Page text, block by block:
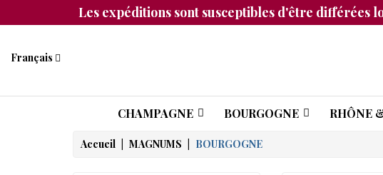
Les expéditions sont susceptibles d'être différées
Français
CHAMPAGNE BOURGOGNE RHÔNE
Accueil MAGNUMS BOURGOGNE